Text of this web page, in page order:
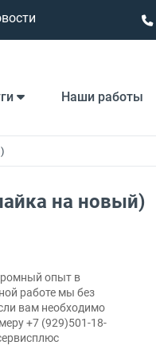
Наши работы
на новый)
опыт в
работе мы без
вам необходимо
+7 (929)501-18-